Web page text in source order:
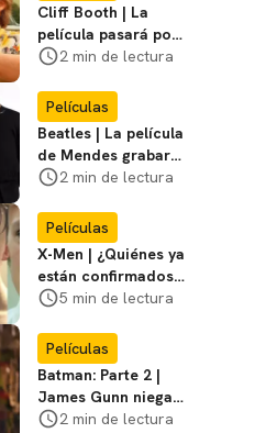
Cliff Booth | La
película pasará por
nuevas filmaciones
2 min de lectura
Películas
Beatles | La película
de Mendes grabará
escenas en la
2 min de lectura
Películas
X-Men | ¿Quiénes ya
están confirmados
en la película de
favoritos
5 min de lectura
Películas
Batman: Parte 2 |
James Gunn niega
que se filme la parte
2 min de lectura